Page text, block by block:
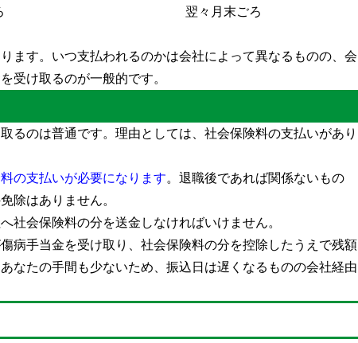
翌々月末ごろ
ます。いつ支払われるのかは会社によって異なるものの、会
受け取るのが一般的です。
るのは普通です。理由としては、社会保険料の支払いがあり
の支払いが必要になります。退職後であれば関係ないもの
除はありません。
社会保険料の分を送金しなければいけません。
病手当金を受け取り、社会保険料の分を控除したうえで残額
なたの手間も少ないため、振込日は遅くなるものの会社経由